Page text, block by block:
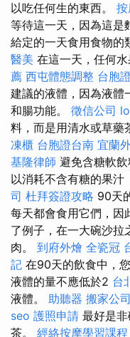
以吃任何生的東西。
等待這一天，因為這是
給定的一天食用食物的
醫美 在這一天，任何
薦 西屯體態調整 台胞
建議的液體，因為液體
和腸功能。 徵信公司
料，而是用清水或草藥
凍櫃 台胞證台南 宜蘭
基隆律師 避免含糖軟
以消耗不含有糖的果汁
司 杜拜簽證攻略 90天
每天都會食用它們，因
了例子，在一大碗沙拉
肉。 到府外燴 全瓷冠
記 在90天的飲食中，
液體的量不應低於2 台
液體。 助聽器 搬家公
seo 護照申請 最好是
茶。 經絡按摩學習課程